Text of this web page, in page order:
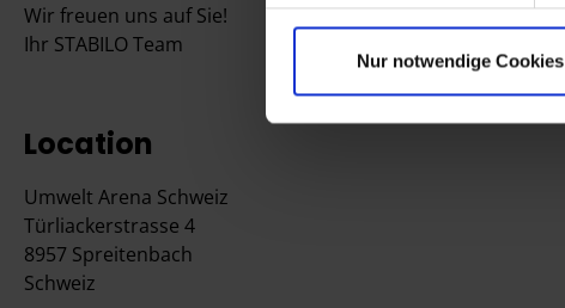
Nur notwendige Cookies
Wir freuen uns auf Sie!
Ihr STABILO Team
Location
Umwelt Arena Schweiz
Türliackerstrasse 4
8957 Spreitenbach
Schweiz